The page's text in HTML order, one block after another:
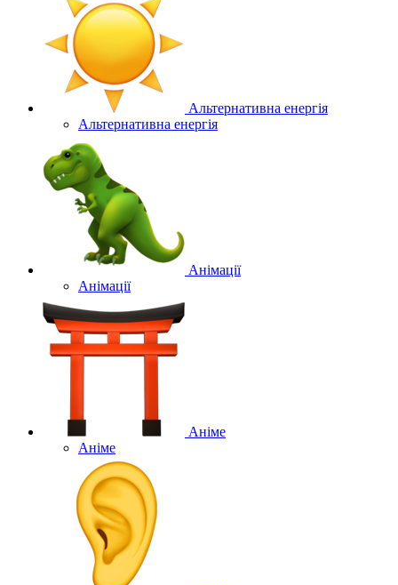
Альтернативна енергія
Альтернативна енергія
Анімації
Анімації
Аніме
Аніме